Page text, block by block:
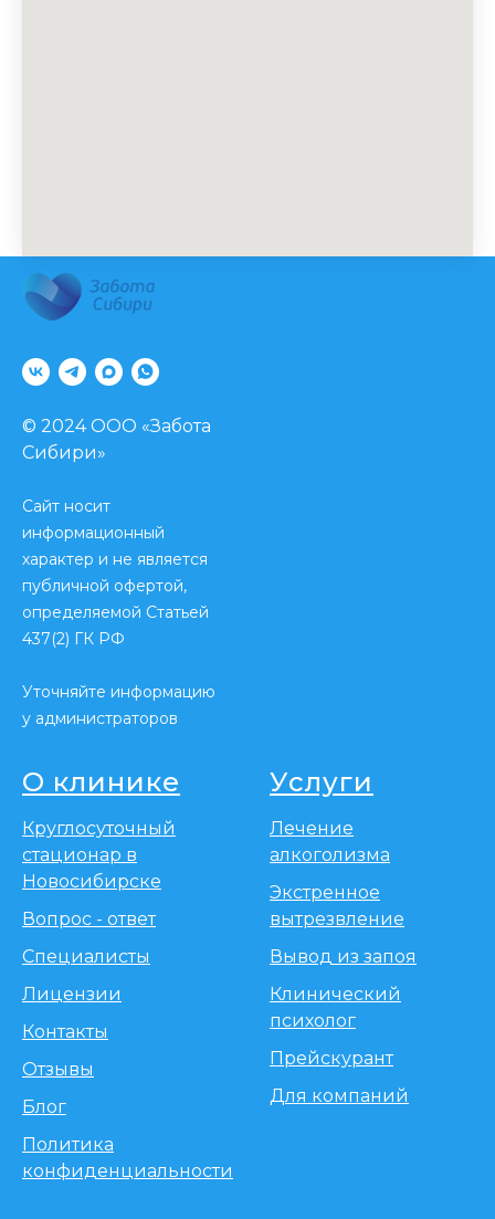
© 2024 ООО «Забота
Сибири»
Сайт носит
информационный
характер и не является
публичной офертой,
определяемой Статьей
437(2) ГК РФ
Уточняйте информацию
у администраторов
О клинике
Круглосуточный
стационар в
Новосибирске
Вопрос - ответ
Специалисты
Лицензии
Контакты
Отзывы
Блог
Политика
конфиденциальности
Услуги
Лечение
алкоголизма
Экстренное
вытрезвление
Вывод из запоя
Клинический
психолог
Прейскурант
Для компаний